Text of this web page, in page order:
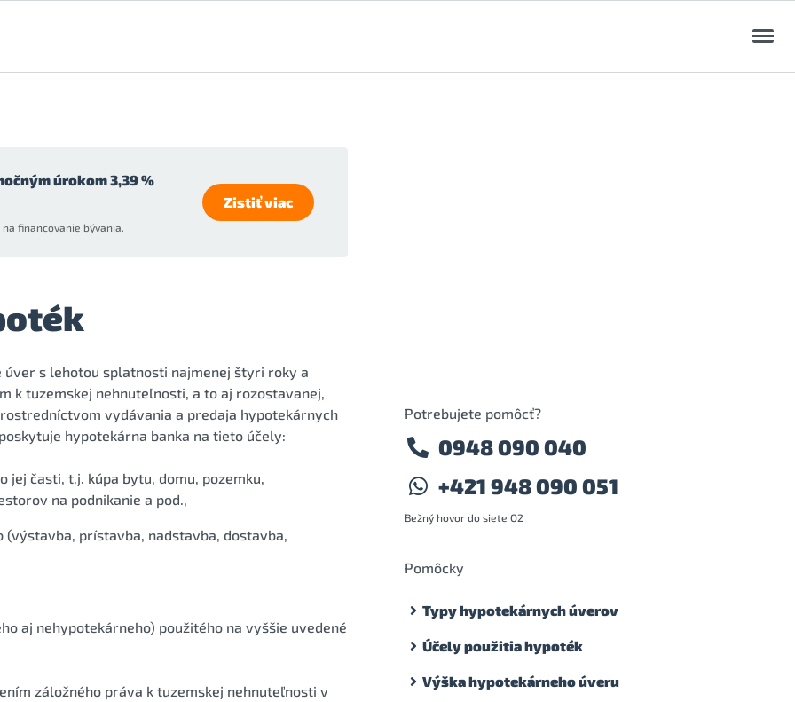
úrokom 3,39 %
financovanie bývania.
Zistiť viac
úver s lehotou splatnosti najmenej štyri roky a
k tuzemskej nehnuteľnosti, a to aj rozostavanej,
vydávania a predaja hypotekárnych
hypotekárna banka na tieto účely:
jej časti, t.j. kúpa bytu, domu, pozemku,
na podnikanie a pod.,
prístavba, nadstavba, dostavba,
aj nehypotekárneho) použitého na vyššie uvedené
záložného práva k tuzemskej nehnuteľnosti v
Potrebujete pomôcť?
0948 090 040
+421 948 090 051
Bežný hovor do siete O2
Pomôcky
Typy hypotekárnych úverov
Účely použitia hypoték
Výška hypotekárneho úveru